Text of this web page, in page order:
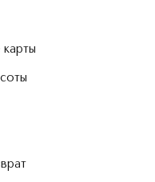
карты